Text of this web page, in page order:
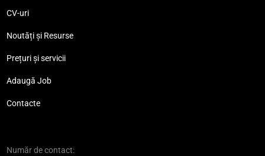
CV-uri
Noutăți și Resurse
Prețuri și servicii
Adaugă Job
Contacte
Număr de contact: